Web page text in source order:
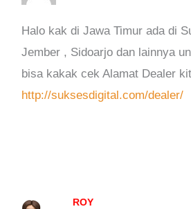
Halo kak di Jawa Timur ada di
Jember , Sidoarjo dan lainnya
bisa kakak cek Alamat Dealer
http://suksesdigital.com/dealer/
ROY